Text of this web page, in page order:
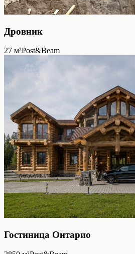
Дровник
27 м²Post&Beam
Гостиница Онтарио